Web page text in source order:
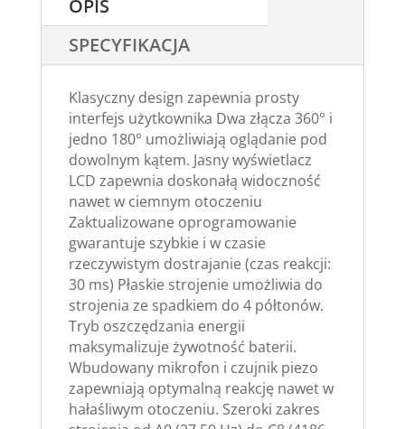
OPIS
SPECYFIKACJA
Klasyczny design zapewnia prosty
interfejs użytkownika Dwa złącza 360° i
jedno 180° umożliwiają oglądanie pod
dowolnym kątem. Jasny wyświetlacz
LCD zapewnia doskonałą widoczność
nawet w ciemnym otoczeniu
Zaktualizowane oprogramowanie
gwarantuje szybkie i w czasie
rzeczywistym dostrajanie (czas reakcji:
30 ms) Płaskie strojenie umożliwia do
strojenia ze spadkiem do 4 półtonów.
Tryb oszczędzania energii
maksymalizuje żywotność baterii.
Wbudowany mikrofon i czujnik piezo
zapewniają optymalną reakcję nawet w
hałaśliwym otoczeniu. Szeroki zakres